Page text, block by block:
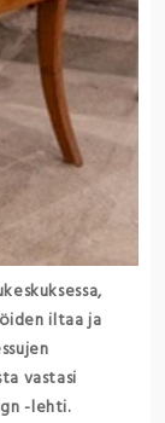
iltaa ja
vastasi
-lehti.